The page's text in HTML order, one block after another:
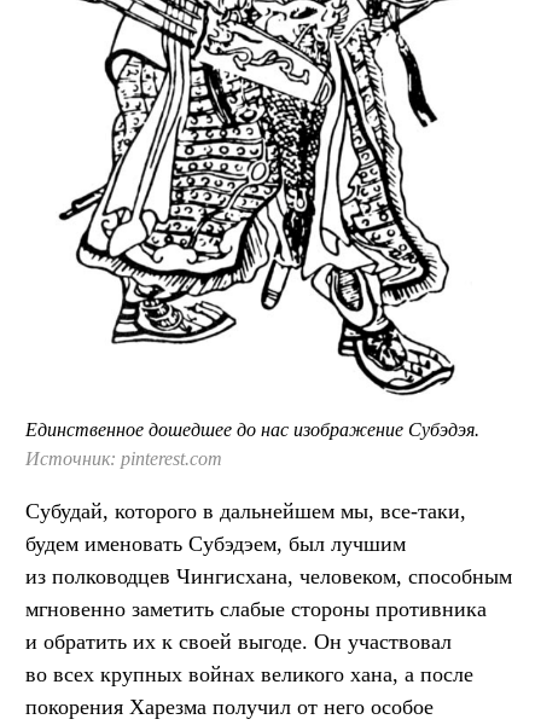
Единственное дошедшее до нас изображение Субэдэя.
Источник: pinterest.com
Субудай, которого в дальнейшем мы, все-таки,
будем именовать Субэдэем, был лучшим
из полководцев Чингисхана, человеком, способным
мгновенно заметить слабые стороны противника
и обратить их к своей выгоде. Он участвовал
во всех крупных войнах великого хана, а после
покорения Харезма получил от него особое